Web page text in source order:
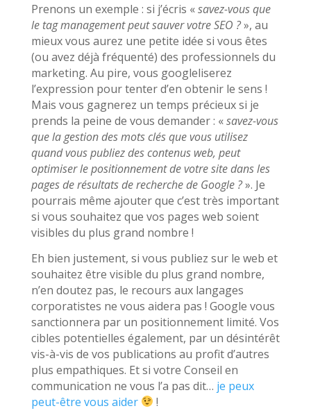
Prenons un exemple : si j’écris «savez-vous que
le tag management peut sauver votre SEO ?», au
mieux vous aurez une petite idée si vous êtes
(ou avez déjà fréquenté) des professionnels du
marketing. Au pire, vous googleliserez
l’expression pour tenter d’en obtenir le sens !
Mais vous gagnerez un temps précieux si je
prends la peine de vous demander : «savez-vous
que la gestion des mots clés que vous utilisez
quand vous publiez des contenus web, peut
optimiser le positionnement de votre site dans les
pages de résultats de recherche de Google ?». Je
pourrais même ajouter que c’est très important
si vous souhaitez que vos pages web soient
visibles du plus grand nombre !
Eh bien justement, si vous publiez sur le web et
souhaitez être visible du plus grand nombre,
n’en doutez pas, le recours aux langages
corporatistes ne vous aidera pas ! Google vous
sanctionnera par un positionnement limité. Vos
cibles potentielles également, par un désintérêt
vis-à-vis de vos publications au profit d’autres
plus empathiques. Et si votre Conseil en
communication ne vous l’a pas dit… je peux
peut-être vous aider
!